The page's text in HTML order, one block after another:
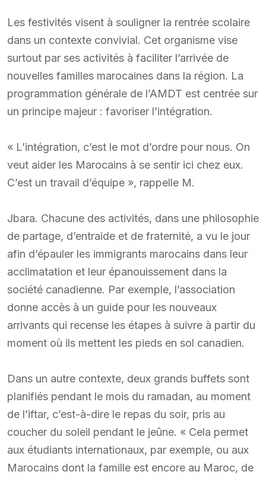
Les festivités visent à souligner la rentrée scolaire
dans un contexte convivial. Cet organisme vise
surtout par ses activités à faciliter l’arrivée de
nouvelles familles marocaines dans la région. La
programmation générale de l’AMDT est centrée sur
un principe majeur : favoriser l’intégration.
« L’intégration, c’est le mot d’ordre pour nous. On
veut aider les Marocains à se sentir ici chez eux.
C’est un travail d’équipe », rappelle M.
Jbara. Chacune des activités, dans une philosophie
de partage, d’entraide et de fraternité, a vu le jour
afin d’épauler les immigrants marocains dans leur
acclimatation et leur épanouissement dans la
société canadienne. Par exemple, l’association
donne accès à un guide pour les nouveaux
arrivants qui recense les étapes à suivre à partir du
moment où ils mettent les pieds en sol canadien.
Dans un autre contexte, deux grands buffets sont
planifiés pendant le mois du ramadan, au moment
de l’iftar, c’est-à-dire le repas du soir, pris au
coucher du soleil pendant le jeûne. « Cela permet
aux étudiants internationaux, par exemple, ou aux
Marocains dont la famille est encore au Maroc, de